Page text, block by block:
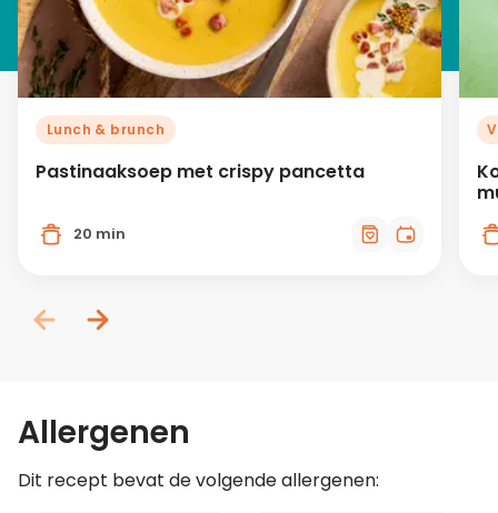
Lunch & brunch
Pastinaaksoep met crispy pancetta
20 min
Allergenen
Dit recept bevat de volgende allergenen: